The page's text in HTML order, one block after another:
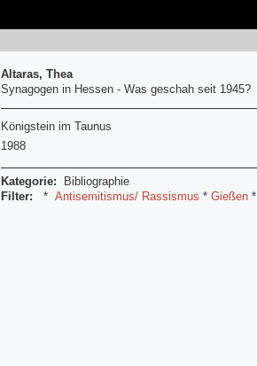
Altaras, Thea
Synagogen in Hessen - Was geschah seit 1945?
Königstein im Taunus
1988
Kategorie:
Bibliographie
Filter:
* Antisemitismus/ Rassismus * Gießen *